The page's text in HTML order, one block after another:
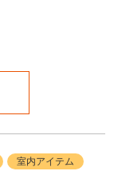
室内アイテム